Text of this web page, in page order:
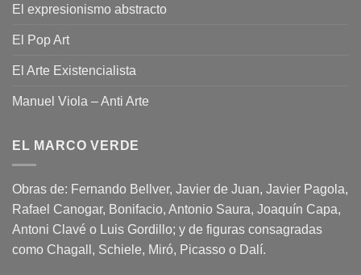
El expresionismo abstracto
El Pop Art
El Arte Existencialista
Manuel Viola – Anti Arte
EL MARCO VERDE
Obras de: Fernando Bellver, Javier de Juan, Javier Pagola,
Rafael Canogar, Bonifacio, Antonio Saura, Joaquín Capa,
Antoni Clavé o Luis Gordillo; y de figuras consagradas
como Chagall, Schiele, Miró, Picasso o Dalí.